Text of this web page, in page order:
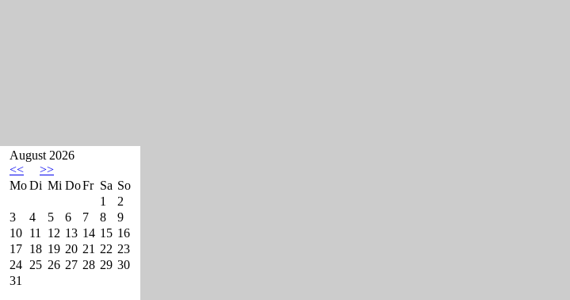
August 2026
<<
>>
MoDi Mi DoFr Sa So
1
2
3
4 5 6 7 8
9
10 11 12 13 14 15 16
17 18 19 20 21 22 23
24 25 26 27 28 29 30
31